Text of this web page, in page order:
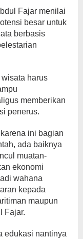
Fajar menilai
besar untuk
berbasis
harus
memberikan
penerus.
ini bagian
ada baiknya
muatan-
ekonomi
wahana
kepada
maupun
Fajar.
edukasi nantinya